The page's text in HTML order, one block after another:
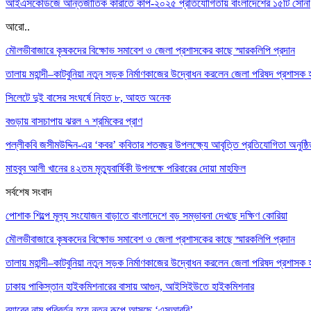
আইএসকেডিজে আন্তর্জাতিক কারাতে কাপ-২০২৫ প্রতিযোগিতায় বাংলাদেশের ১৫টি সোনা
আরো..
মৌলভীবাজারে কৃষকদের বিক্ষোভ সমাবেশ ও জেলা প্রশাসকের কাছে স্মারকলিপি প্রদান
তালায় মহান্দী–কাটবুনিয়া নতুন সড়ক নির্মাণকাজের উদ্বোধন করলেন জেলা পরিষদ প্রশাসক
সিলেটে দুই বাসের সংঘর্ষে নিহত ৮, আহত অনেক
বগুড়ায় বাসচাপায় ঝরল ৭ শ্রমিকের প্রাণ
পল্লীকবি জসীমউদ্দিন-এর ‘কবর’ কবিতার শতবছর উপলক্ষ্যে আবৃত্তি প্রতিযোগিতা
মাহবুব আলী খানের ৪২তম মৃত্যুবার্ষিকী উপলক্ষে পরিবারের দোয়া মাহফিল
সর্বশেষ সংবাদ
পোশাক শিল্পে মূল্য সংযোজন বাড়াতে বাংলাদেশে বড় সম্ভাবনা দেখছে দক্ষিণ কোরিয়া
মৌলভীবাজারে কৃষকদের বিক্ষোভ সমাবেশ ও জেলা প্রশাসকের কাছে স্মারকলিপি প্রদান
তালায় মহান্দী–কাটবুনিয়া নতুন সড়ক নির্মাণকাজের উদ্বোধন করলেন জেলা পরিষদ প্রশাসক
ঢাকায় পাকিস্তান হাইকমিশনারের বাসায় আগুন, আইসিইউতে হাইকমিশনার